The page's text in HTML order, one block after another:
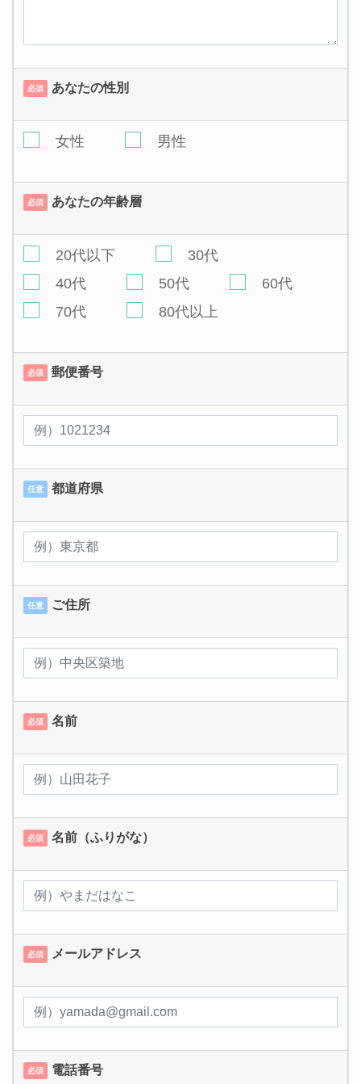
必須 あなたの性別
女性 男性
必須 あなたの年齢層
20代以下
30代
40代
50代
60代
70代
80代以上
必須 郵便番号
任意 都道府県
任意 ご住所
必須 名前
必須 名前（ふりがな）
必須 メールアドレス
必須 電話番号